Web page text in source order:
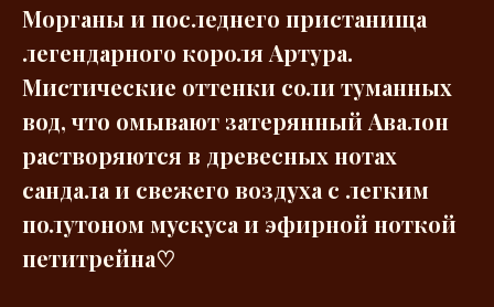
Морганы и последнего пристанища
легендарного короля Артура.
Мистические оттенки соли туманных
вод, что омывают затерянный Авалон
растворяются в древесных нотах
сандала и свежего воздуха с легким
полутоном мускуса и эфирной ноткой
петитрейна♡